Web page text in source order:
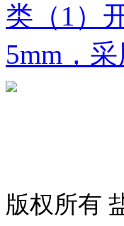
类（1）
5mm，
版权所有